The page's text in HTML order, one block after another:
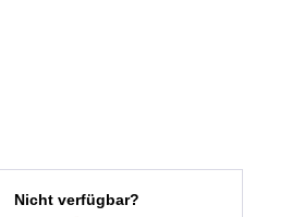
Nicht verfügbar?